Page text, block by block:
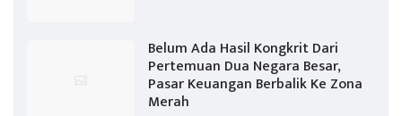
Belum Ada Hasil Kongkrit Dari
Pertemuan Dua Negara Besar,
Pasar Keuangan Berbalik Ke Zona
Merah